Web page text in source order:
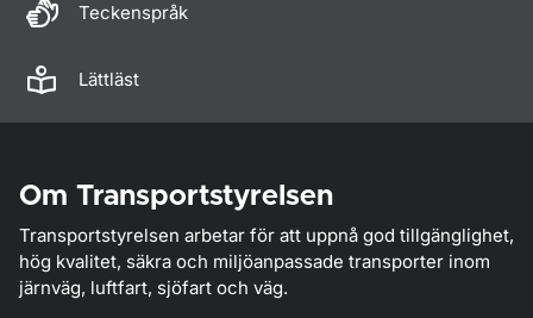
Teckenspråk
Lättläst
Om Transportstyrelsen
Transportstyrelsen arbetar för att uppnå god tillgänglighet,
hög kvalitet, säkra och miljöanpassade transporter inom
järnväg, luftfart, sjöfart och väg.